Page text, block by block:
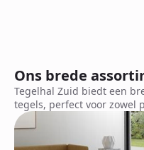
Ons brede
Tegelhal Zuid biedt een
tegels, perfect voor zowel